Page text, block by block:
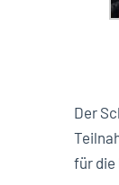
Der
für die